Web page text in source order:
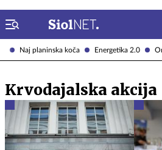
Naj planinska koča Energetika 2.0
Krvodajalska akcija